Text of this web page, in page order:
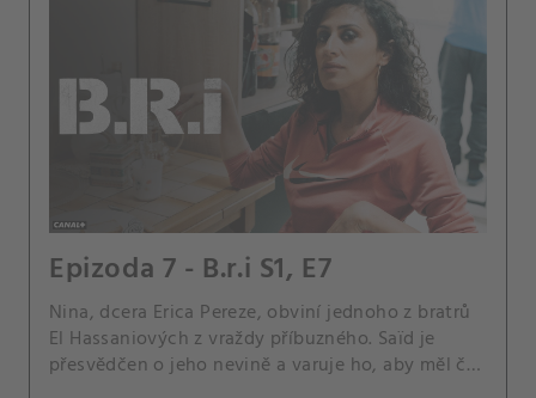
Epizoda 7 - B.r.i S1, E7
Nina, dcera Erica Pereze, obviní jednoho z bratrů
El Hassaniových z vraždy příbuzného. Saïd je
přesvědčen o jeho nevině a varuje ho, aby měl čas